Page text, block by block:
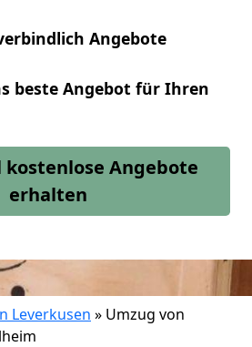
Angebote
beste Angebot für Ihren
Angebote
erhalten
Leverkusen » Umzug von